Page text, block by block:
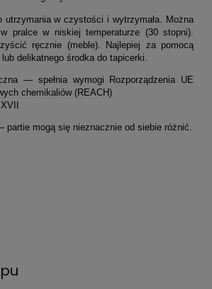
utrzymania w czystości i wytrzymała. Można
pralce w niskiej temperaturze (30 stopni).
ręcznie (meble). Najlepiej za pomocą
delikatnego środka do tapicerki.
— spełnia wymogi Rozporządzenia UE
chemikaliów (REACH)
partie mogą się nieznacznie od siebie różnić.